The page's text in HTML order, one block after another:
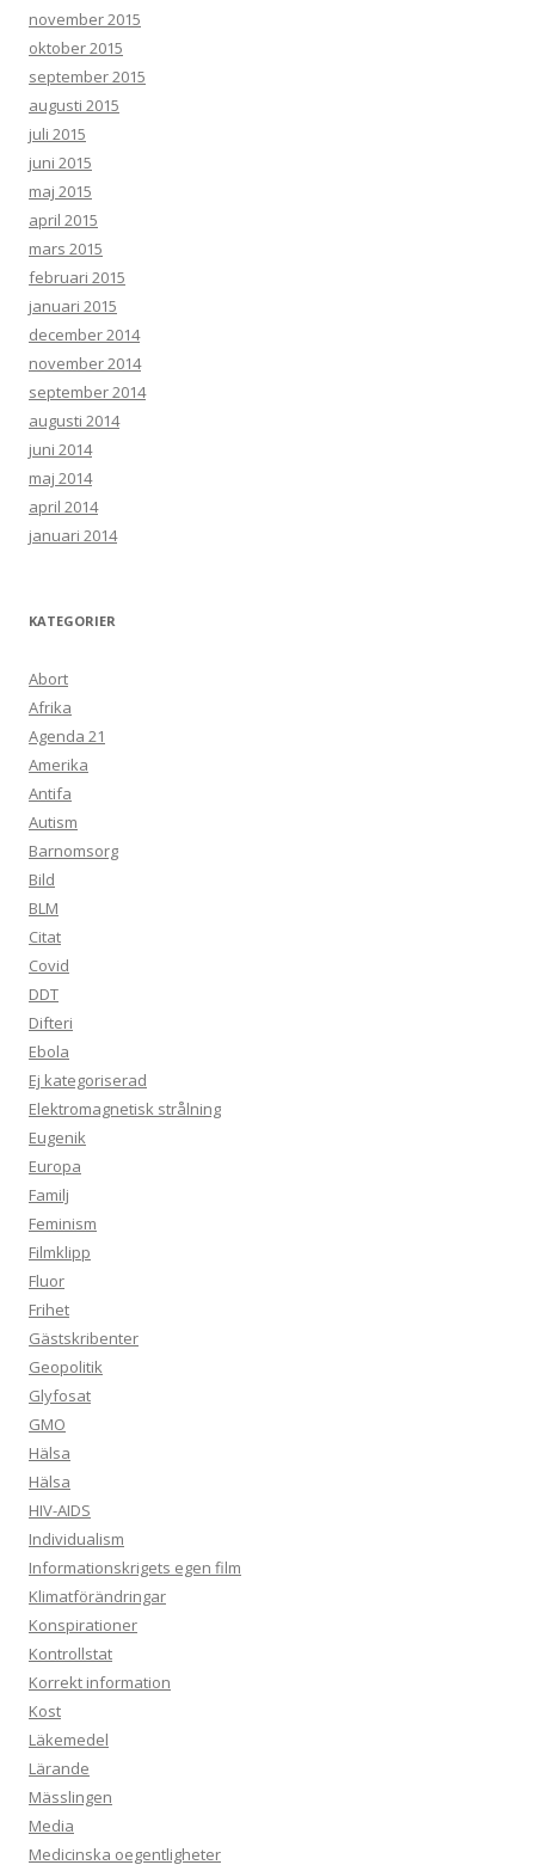
november 2015
oktober 2015
september 2015
augusti 2015
juli 2015
juni 2015
maj 2015
april 2015
mars 2015
februari 2015
januari 2015
december 2014
november 2014
september 2014
augusti 2014
juni 2014
maj 2014
april 2014
januari 2014
KATEGORIER
Abort
Afrika
Agenda 21
Amerika
Antifa
Autism
Barnomsorg
Bild
BLM
Citat
Covid
DDT
Difteri
Ebola
Ej kategoriserad
Elektromagnetisk strålning
Eugenik
Europa
Familj
Feminism
Filmklipp
Fluor
Frihet
Gästskribenter
Geopolitik
Glyfosat
GMO
Hälsa
Hälsa
HIV-AIDS
Individualism
Informationskrigets egen film
Klimatförändringar
Konspirationer
Kontrollstat
Korrekt information
Kost
Läkemedel
Lärande
Mässlingen
Media
Medicinska oegentligheter